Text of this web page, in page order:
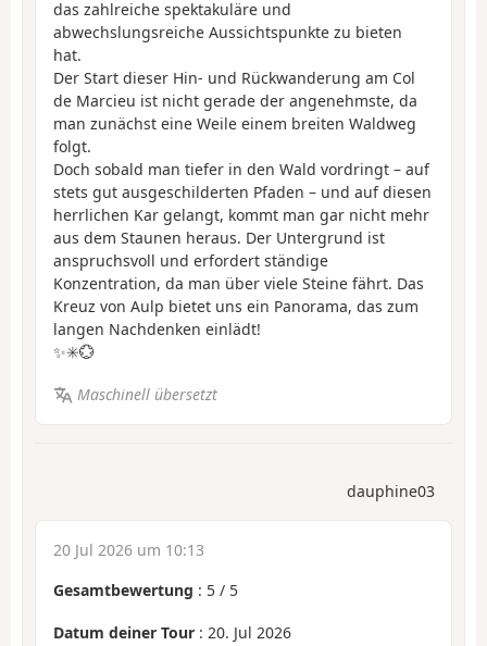
das zahlreiche spektakuläre und
abwechslungsreiche Aussichtspunkte zu bieten
hat.
Der Start dieser Hin- und Rückwanderung am Col
de Marcieu ist nicht gerade der angenehmste, da
man zunächst eine Weile einem breiten Waldweg
folgt.
Doch sobald man tiefer in den Wald vordringt – auf
stets gut ausgeschilderten Pfaden – und auf diesen
herrlichen Kar gelangt, kommt man gar nicht mehr
aus dem Staunen heraus. Der Untergrund ist
anspruchsvoll und erfordert ständige
Konzentration, da man über viele Steine fährt. Das
Kreuz von Aulp bietet uns ein Panorama, das zum
langen Nachdenken einlädt!
✨✳️💮
Maschinell übersetzt
dauphine03
20 Jul 2026 um 10:13
Gesamtbewertung : 5 / 5
Datum deiner Tour : 20. Jul 2026